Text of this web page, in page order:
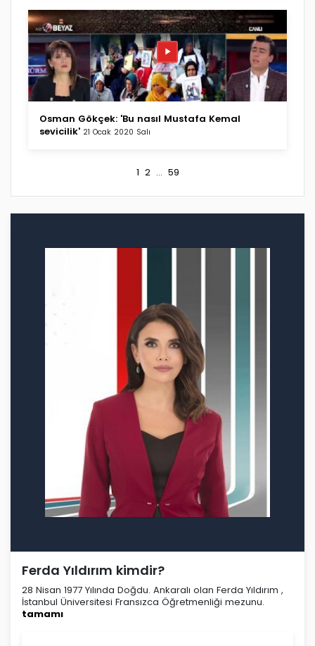
Osman Gökçek: 'Bu nasıl Mustafa Kemal
sevicilik' 21 Ocak 2020 Salı
1 2... 59
Ferda Yıldırım kimdir?
28 Nisan 1977 Yılında Doğdu. Ankaralı olan Ferda Yıldırım ,
İstanbul Üniversitesi Fransızca Öğretmenliği mezunu.
tamamı